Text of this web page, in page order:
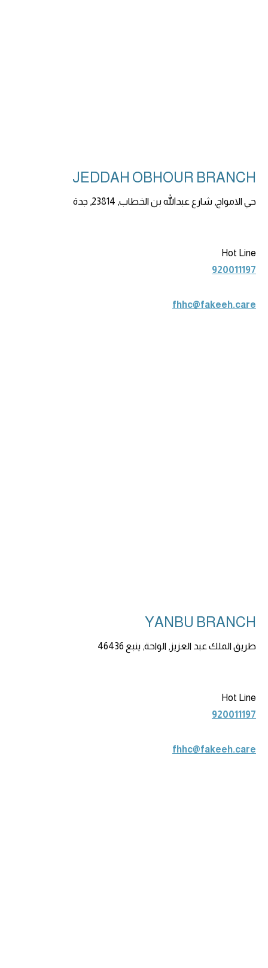
JEDDAH OBHOUR BRANCH
حي الامواج, شارع عبدالله بن الخطاب, 23814, جدة
Hot Line
920011197
fhhc@fakeeh.care
YANBU BRANCH
طريق الملك عبد العزيز, الواحة, ينبع 46436
Hot Line
920011197
fhhc@fakeeh.care